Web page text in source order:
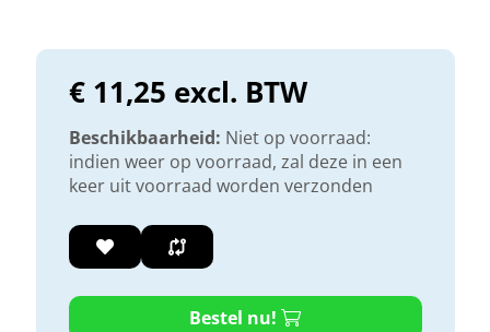
€ 11,25 excl. BTW
Beschikbaarheid: Niet op voorraad:
indien weer op voorraad, zal deze in een
keer uit voorraad worden verzonden
Bestel nu!